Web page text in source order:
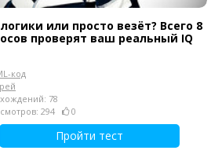
логики или просто везёт? Всего 8
проверят ваш реальный IQ
код
78
294
0
Пройти тест